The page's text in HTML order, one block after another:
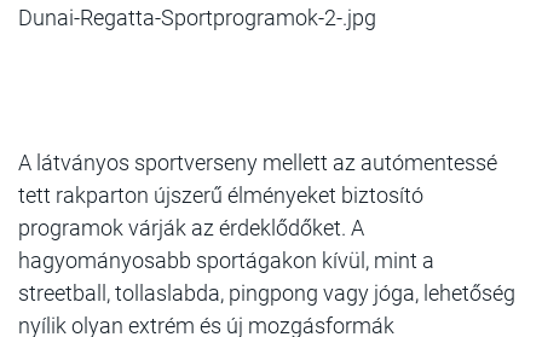
Dunai-Regatta-Sportprogramok-2-.jpg
A látványos sportverseny mellett az autómentessé
tett rakparton újszerű élményeket biztosító
programok várják az érdeklődőket. A
hagyományosabb sportágakon kívül, mint a
streetball, tollaslabda, pingpong vagy jóga, lehetőség
nyílik olyan extrém és új mozgásformák